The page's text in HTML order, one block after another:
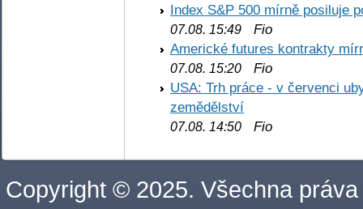
Index S&P 500 mírně posiluje
07.08. 15:49 Fio
Americké futures kontrakty
07.08. 15:20 Fio
USA: Trh práce - v červenci
zemědělství
07.08. 14:50 Fio
Copyright © 2025. Všechna práva